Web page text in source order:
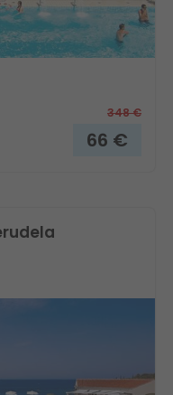
348€
66 €